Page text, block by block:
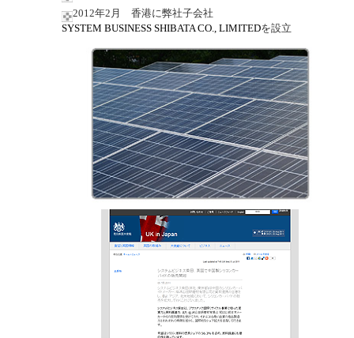
2012年2月 香港に弊社子会社
SYSTEM BUSINESS SHIBATA CO., LIMITEDを設立